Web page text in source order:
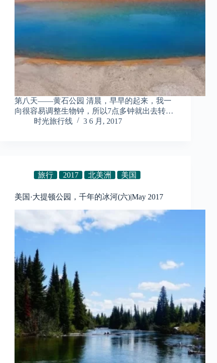
第八天——黄石公园 清晨，早早的起来，我一
向很容易调整生物钟，所以7点多钟就出去转…
时光旅行线
3 6 月, 2017
旅行 2017 北美洲 美国
美国·大提顿公园，千年的冰河(六)|May 2017